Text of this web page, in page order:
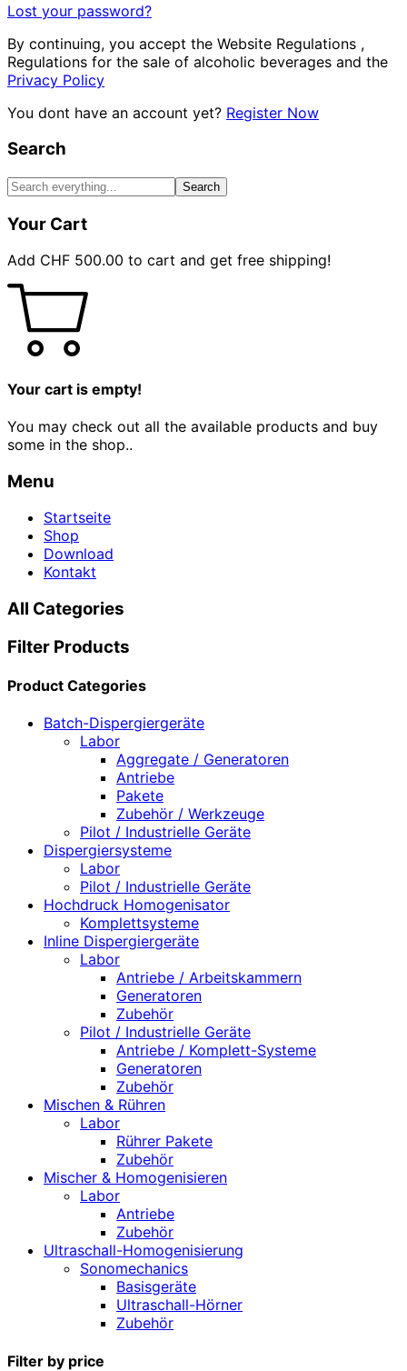
Lost your password?
By continuing, you accept the Website Regulations ,
Regulations for the sale of alcoholic beverages and the
Privacy Policy
You dont have an account yet? Register Now
Search
Search
Your Cart
Add CHF 500.00 to cart and get free shipping!
Your cart is empty!
You may check out all the available products and buy
some in the shop..
Menu
Startseite
Shop
Download
Kontakt
All Categories
Filter Products
Product Categories
Batch-Dispergiergeräte
Labor
Aggregate / Generatoren
Antriebe
Pakete
Zubehör / Werkzeuge
Pilot / Industrielle Geräte
Dispergiersysteme
Labor
Pilot / Industrielle Geräte
Hochdruck Homogenisator
Komplettsysteme
Inline Dispergiergeräte
Labor
Antriebe / Arbeitskammern
Generatoren
Zubehör
Pilot / Industrielle Geräte
Antriebe / Komplett-Systeme
Generatoren
Zubehör
Mischen & Rühren
Labor
Rührer Pakete
Zubehör
Mischer & Homogenisieren
Labor
Antriebe
Zubehör
Ultraschall-Homogenisierung
Sonomechanics
Basisgeräte
Ultraschall-Hörner
Zubehör
Filter by price